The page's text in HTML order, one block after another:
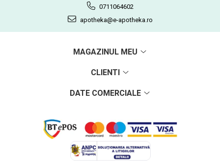
0711064602
apotheka@e-apotheka.ro
MAGAZINUL MEU
CLIENTI
DATE COMERCIALE